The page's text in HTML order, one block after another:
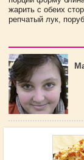
жарить с обеих
репчатый лук,